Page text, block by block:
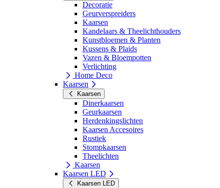
Decoratie
Geurverspreiders
Kaarsen
Kandelaars & Theelichthouders
Kunstbloemen & Planten
Kussens & Plaids
Vazen & Bloempotten
Verlichting
Home Deco
Kaarsen
Kaarsen
Dinerkaarsen
Geurkaarsen
Herdenkingslichten
Kaarsen Accesoires
Rustiek
Stompkaarsen
Theelichten
Kaarsen
Kaarsen LED
Kaarsen LED